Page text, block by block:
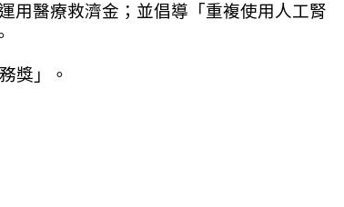
用醫療救濟金；並倡導「重複使用人工腎
獎」。